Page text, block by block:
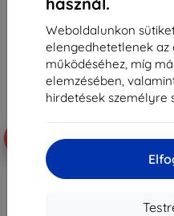
Weboldalunkon
elengedhetetlenek az
működéséhez, míg
elemzésében,
hirdetések személyre
3 230 Ft
Raktáron > 5 darab